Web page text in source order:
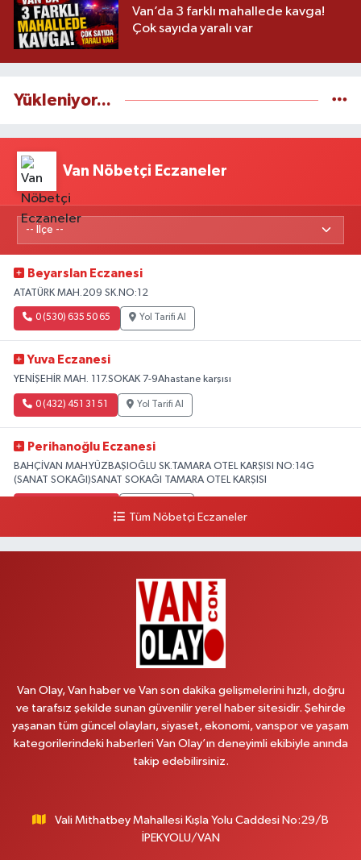
Van’da 3 farklı mahallede kavga!
Çok sayıda yaralı var
Yükleniyor...
Van Nöbetçi Eczaneler
Beyarslan Eczanesi
ATATÜRK MAH.209 SK.NO:12
0 (530) 635 50 65 Yol Tarifi Al
Yuva Eczanesi
YENİŞEHİR MAH. 117.SOKAK 7-9Ahastane karşısı
0 (432) 451 31 51 Yol Tarifi Al
Perihanoğlu Eczanesi
BAHÇİVAN MAH.YÜZBAŞIOĞLU SK.TAMARA OTEL KARŞISI NO:14G
(SANAT SOKAĞI)SANAT SOKAĞI TAMARA OTEL KARŞISI
Yol Tarifi Al
BEYAZIT MAH.ZEYLAN CADDESİ OKYANUS GİYİM YANI NO:1
Afşar Eczanesi
Kazım Karabekir cad.Eski Araştırma Hastanesi karşısı (kent park karşısı )
Gürpınar Eczanesi
Akpınar Mah. Milli Egemenlik Cad.No:7 A
Tüm Nöbetçi Eczaneler
Van Olay, Van haber ve Van son dakika gelişmelerini hızlı, doğru
ve tarafsız şekilde sunan güvenilir yerel haber sitesidir. Şehirde
yaşanan tüm güncel olayları, siyaset, ekonomi, vanspor ve yaşam
kategorilerindeki haberleri Van Olay’ın deneyimli ekibiyle anında
takip edebilirsiniz.
Vali Mithatbey Mahallesi Kışla Yolu Caddesi No:29/B
İPEKYOLU/VAN